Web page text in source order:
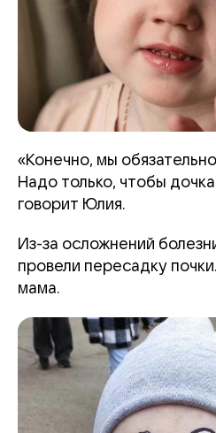
«Конечно, мы
Надо только, чтобы
говорит Юлия.
Из-за осложнений
провели пересадку
мама.